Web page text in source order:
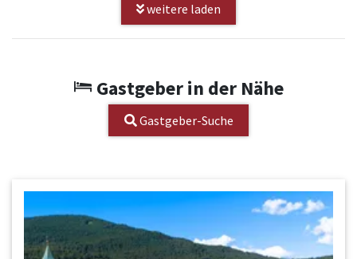
weitere laden
Gastgeber in der Nähe
Gastgeber-Suche